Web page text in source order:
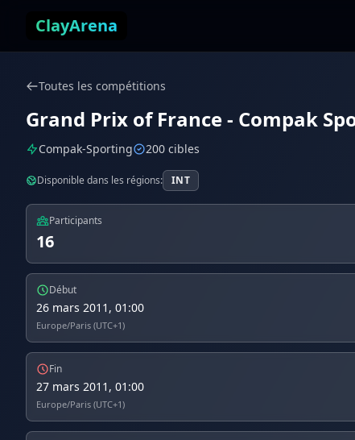
ClayArena
Toutes les compétitions
Grand Prix of France - Compak
Compak-Sporting 200 cibles
Disponible dans les régions: INT
Participants
16
Début
26 mars 2011, 01:00
Europe/Paris (UTC+1)
Fin
27 mars 2011, 01:00
Europe/Paris (UTC+1)